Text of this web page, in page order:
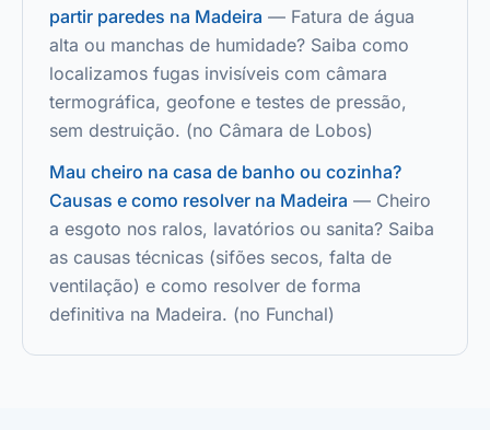
partir paredes na Madeira — Fatura de água
alta ou manchas de humidade? Saiba como
localizamos fugas invisíveis com câmara
termográfica, geofone e testes de pressão,
sem destruição. (no Câmara de Lobos)
Mau cheiro na casa de banho ou cozinha?
Causas e como resolver na Madeira — Cheiro
a esgoto nos ralos, lavatórios ou sanita? Saiba
as causas técnicas (sifões secos, falta de
ventilação) e como resolver de forma
definitiva na Madeira. (no Funchal)